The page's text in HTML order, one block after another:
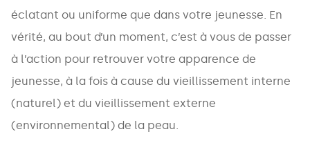
éclatant ou uniforme que dans votre jeunesse. En
vérité, au bout d’un moment, c’est à vous de passer
à l’action pour retrouver votre apparence de
jeunesse, à la fois à cause du vieillissement interne
(naturel) et du vieillissement externe
(environnemental) de la peau.